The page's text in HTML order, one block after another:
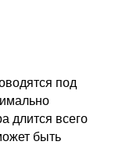
под
длится всего
быть